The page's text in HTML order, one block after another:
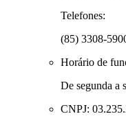
Telefones:
(85) 3308-
Horário de
De segunda a
CNPJ: